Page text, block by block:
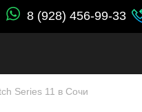
8 (928) 456-99-33
Series 11 в Сочи